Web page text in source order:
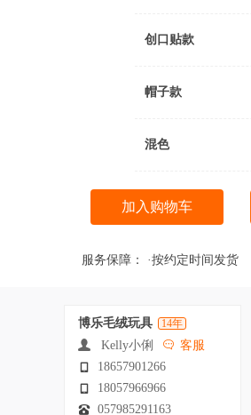
创口贴款
帽子款
混色
加入购物车
服务保障： ·按约定时间发货
博乐毛绒玩具 14年
Kelly小俐
客服
18657901266
18057966966
057985291163